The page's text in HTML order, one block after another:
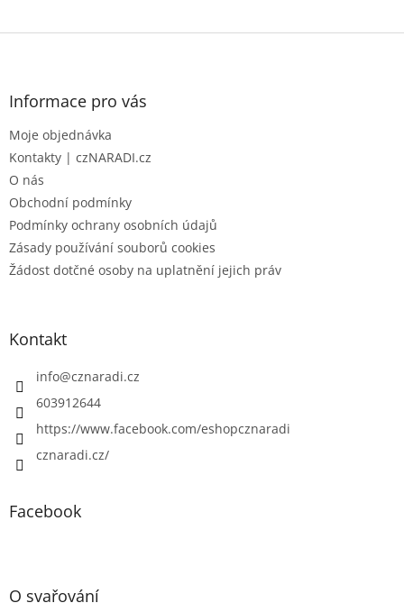
Z
Informace pro vás
Moje objednávka
Kontakty | czNARADI.cz
O nás
Obchodní podmínky
Podmínky ochrany osobních údajů
Zásady používání souborů cookies
Žádost dotčné osoby na uplatnění jejich práv
Kontakt
info@cznaradi.cz
603912644
https://www.facebook.com/eshopcznaradi
cznaradi.cz/
Facebook
O svařování